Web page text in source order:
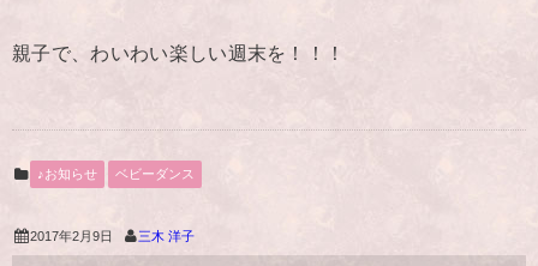
親子で、わいわい楽しい週末を！！！
♪お知らせ ベビーダンス
2017年2月9日 三木 洋子